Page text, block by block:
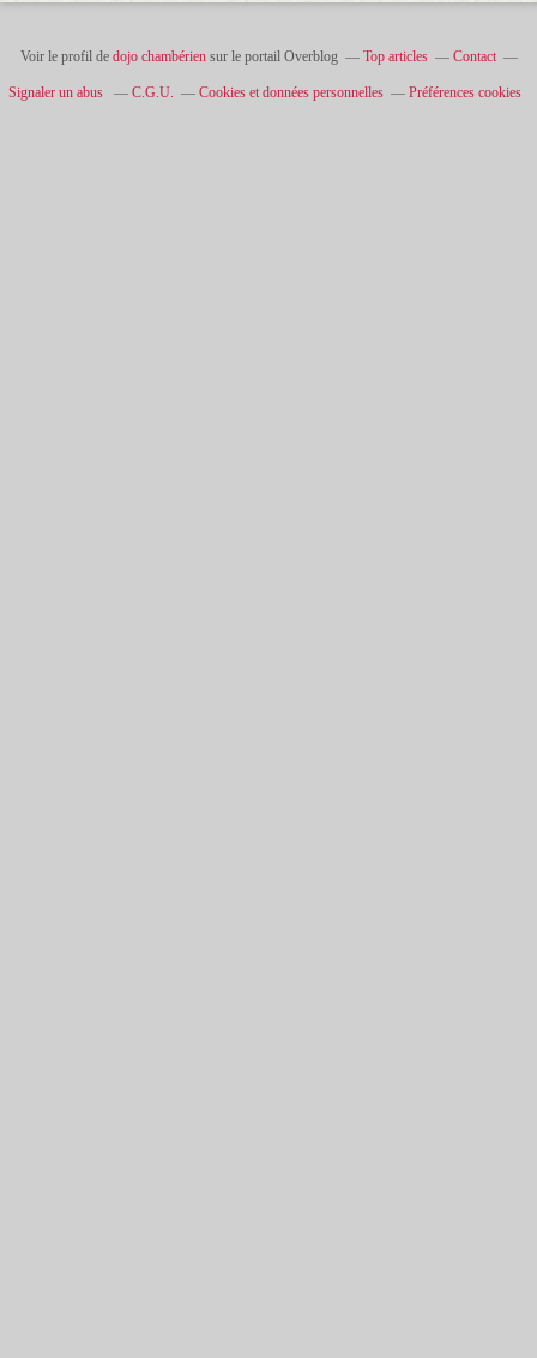
Voir le profil de dojo chambériensur le portail Overblog Top articles Contact
Signaler un abus C.G.U. Cookies et données personnelles Préférences cookies